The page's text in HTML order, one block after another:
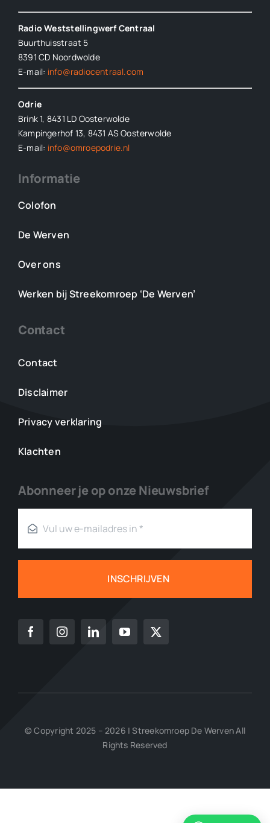
Radio Weststellingwerf Centraal
Buurthuisstraat 5
8391 CD Noordwolde
E-mail: info@radiocentraal.com
Odrie
Brink 1, 8431 LD Oosterwolde
Kampingerhof 13, 8431 AS Oosterwolde
E-mail: info@omroepodrie.nl
Informatie
Colofon
De Werven
Over ons
Werken bij Streekomroep ‘De Werven’
Contact
Contact
Disclaimer
Privacy verklaring
Klachten
Abonneer je op onze Nieuwsbrief
INSCHRIJVEN
© Copyright 2025 – 2026 | Streekomroep De Werven All
Rights Reserved